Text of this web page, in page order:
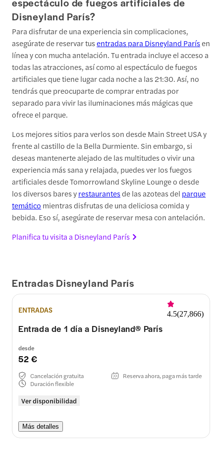
Disneyland París?
Para disfrutar de una experiencia sin complicaciones,
asegúrate de reservar tusentradas para Disneyland Parísen
línea y con mucha antelación. Tu entrada incluye el acceso a
todas las atracciones, así como al espectáculo de fuegos
artificiales que tiene lugar cada noche a las 21:30. Así, no
tendrás que preocuparte de comprar entradas por
separado para vivir las iluminaciones más mágicas que
ofrece el parque.
Los mejores sitios para verlos son desde Main Street USA y
frente al castillo de la Bella Durmiente. Sin embargo, si
deseas mantenerte alejado de las multitudes o vivir una
experiencia más sana y relajada, puedes ver los fuegos
artificiales desde Tomorrowland Skyline Lounge o desde
los diversos bares yrestaurantesde las azoteas del parque
temático mientras disfrutas de una deliciosa comida y
bebida. Eso sí, asegúrate de reservar mesa con antelación.
Planifica tu visita a Disneyland París
Entradas Disneyland París
ENTRADAS 4.5(27,866)
Entrada de 1 día a Disneyland® París
desde
52 €
Ver disponibilidad
Cancelación gratuita
Reserva ahora, paga más tarde
Duración flexible
Más detalles